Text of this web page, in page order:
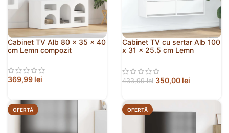
Cabinet TV Alb 80 x 35 x 40
cm Lemn compozit
369,99 lei
Cabinet TV cu sertar Alb 100
x 31 x 25.5 cm Lemn
433,99lei 350,00 lei
OFERTĂ OFERTĂ